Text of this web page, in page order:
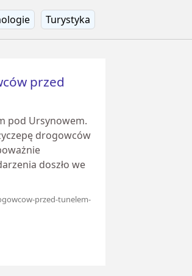
Turystyka
przed
pod Ursynowem.
drogowców
doszło we
przed-tunelem-